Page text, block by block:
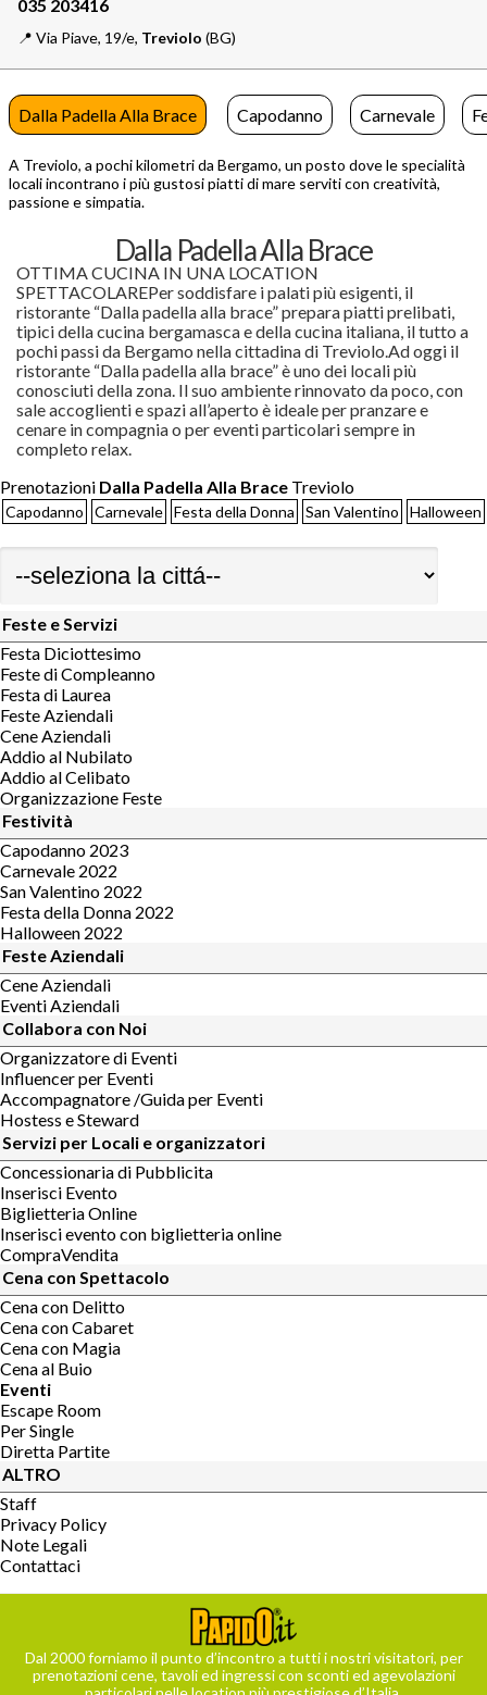
📍️ Via Piave, 19/e, Treviolo (BG)
Dalla Padella Alla Brace Capodanno Carnevale
A Treviolo, a pochi kilometri da Bergamo, un posto dove le specialità
locali incontrano i più gustosi piatti di mare serviti con creatività,
passione e simpatia.
Dalla Padella Alla Brace
OTTIMA CUCINA IN UNA LOCATION
SPETTACOLAREPer soddisfare i palati più esigenti, il
ristorante “Dalla padella alla brace” prepara piatti prelibati,
tipici della cucina bergamasca e della cucina italiana, il tutto a
pochi passi da Bergamo nella cittadina di Treviolo.Ad oggi il
ristorante “Dalla padella alla brace” è uno dei locali più
conosciuti della zona. Il suo ambiente rinnovato da poco, con
sale accoglienti e spazi all’aperto è ideale per pranzare e
cenare in compagnia o per eventi particolari sempre in
completo relax.
Prenotazioni Dalla Padella Alla Brace Treviolo
Capodanno Carnevale Festa della Donna San Valentino Halloween
Feste e Servizi
Festa Diciottesimo
Feste di Compleanno
Festa di Laurea
Feste Aziendali
Cene Aziendali
Addio al Nubilato
Addio al Celibato
Organizzazione Feste
Festività
Capodanno 2023
Carnevale 2022
San Valentino 2022
Festa della Donna 2022
Halloween 2022
Feste Aziendali
Cene Aziendali
Eventi Aziendali
Collabora con Noi
Organizzatore di Eventi
Influencer per Eventi
Accompagnatore /Guida per Eventi
Hostess e Steward
Servizi per Locali e organizzatori
Concessionaria di Pubblicita
Inserisci Evento
Biglietteria Online
Inserisci evento con biglietteria online
CompraVendita
Cena con Spettacolo
Cena con Delitto
Cena con Cabaret
Cena con Magia
Cena al Buio
Eventi
Escape Room
Per Single
Diretta Partite
ALTRO
Staff
Privacy Policy
Note Legali
Contattaci
Dal 2000 forniamo il punto d’incontro a tutti i nostri visitatori, per
prenotazioni cene, tavoli ed ingressi con sconti ed agevolazioni